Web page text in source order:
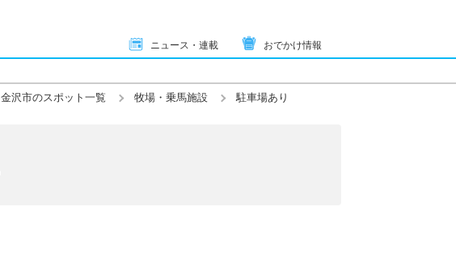
ニュース・連載 おでかけ情報
金沢市のスポット一覧 牧場・乗馬施設 駐車場あり